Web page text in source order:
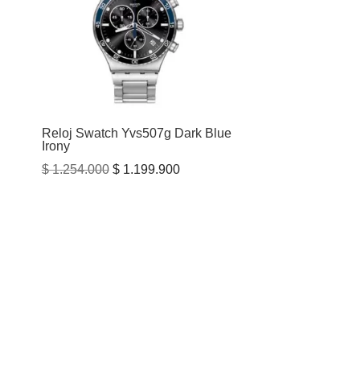
Reloj Swatch Yvs507g Dark Blue
Irony
$1.254.000 El
$1.199.900El